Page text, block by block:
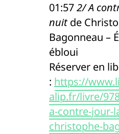
01:572/ A
nuitde
Bagonneau –
ébloui
Réserver en
: https://
alip.fr/livre/
a-contre-jour-
christophe-